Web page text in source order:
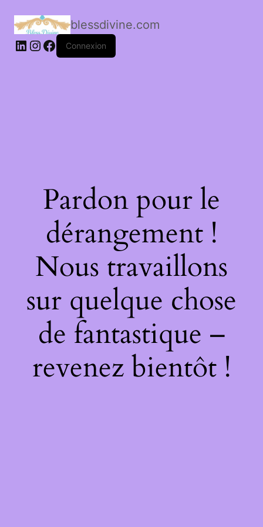
blessdivine.com
Connexion
Pardon pour le
dérangement !
Nous travaillons
sur quelque chose
de fantastique –
revenez bientôt !